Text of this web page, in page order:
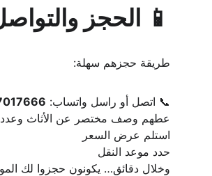
📱 الحجز
طريقة حجزهم سهلة:
📞 اتصل أو راسل واتساب:
عطهم وصف مختصر عن الأثاث
استلم عرض السعر
حدد موعد النقل
وخلال دقائق… يكونون حجزوا لك